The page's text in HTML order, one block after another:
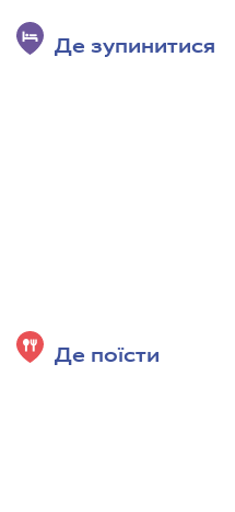
Де зупинитися
Де поїсти